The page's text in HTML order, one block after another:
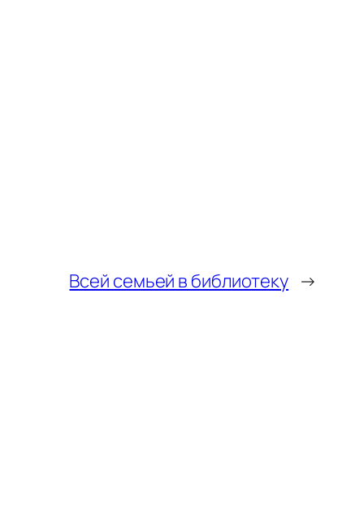
Всей семьей в библиотеку →